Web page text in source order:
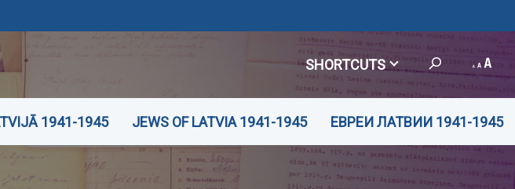
SHORTCUTS
1941-1945 JEWS OF LATVIA 1941-1945 ЕВРЕИ ЛАТВИИ 1941-1945